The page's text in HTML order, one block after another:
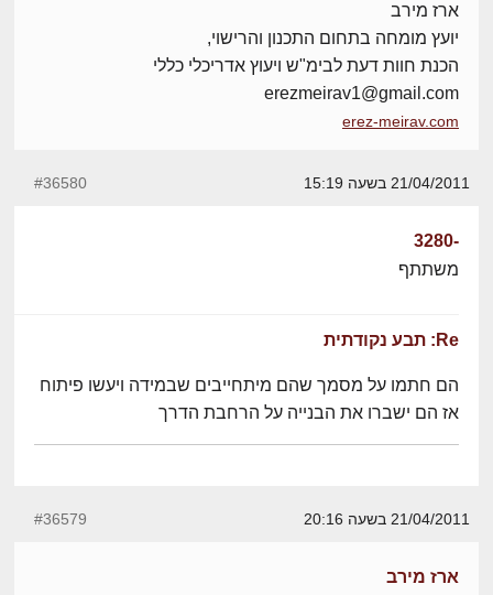
ארז מירב
יועץ מומחה בתחום התכנון והרישוי,
הכנת חוות דעת לבימ"ש ויעוץ אדריכלי כללי
erezmeirav1@gmail.com
erez-meirav.com
21/04/2011 בשעה 15:19 #36580
-3280
משתתף
Re: תבע נקודתית
הם חתמו על מסמך שהם מיתחייבים שבמידה ויעשו פיתוח
אז הם ישברו את הבנייה על הרחבת הדרך
21/04/2011 בשעה 20:16 #36579
ארז מירב